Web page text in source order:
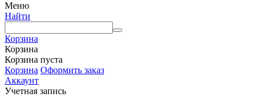
Меню
Найти
Корзина
Корзина
Корзина пуста
Корзина Оформить заказ
Аккаунт
Учетная запись